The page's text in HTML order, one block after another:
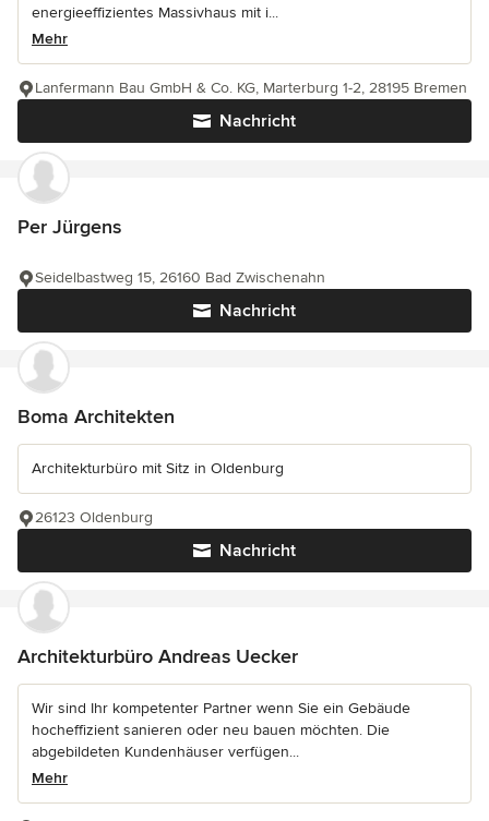
energieeffizientes Massivhaus mit i...
Mehr
Nachricht
Lanfermann Bau GmbH & Co. KG, Marterburg 1-2, 28195 Bremen
Per Jürgens
Nachricht
Seidelbastweg 15, 26160 Bad Zwischenahn
Boma Architekten
Architekturbüro mit Sitz in Oldenburg
Nachricht
26123 Oldenburg
Architekturbüro Andreas Uecker
Wir sind Ihr kompetenter Partner wenn Sie ein Gebäude
hocheffizient sanieren oder neu bauen möchten. Die
abgebildeten Kundenhäuser verfügen...
Mehr